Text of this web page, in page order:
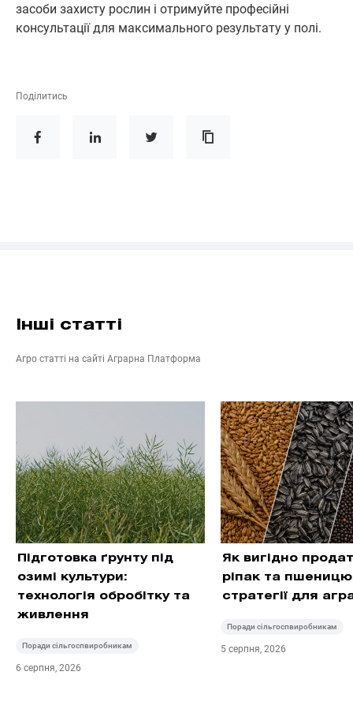
Поділитись
засоби захисту рослин і отримуйте професійні
консультації для максимального результату у полі.
Інші статті
Агро статті на сайті Аграрна Платформа
Підготовка ґрунту під
озимі культури:
технологія обробітку та
живлення
Поради сільгоспвиробникам
6 серпня, 2026
Як вигідно
ріпак та пшеницю:
стратегії для
Поради сільгоспвиробникам
5 серпня, 2026